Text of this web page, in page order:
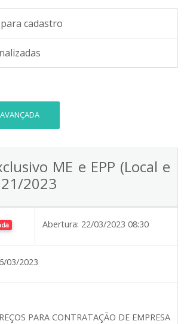
cadastro
ME e EPP (Local e
2023
Abertura: 22/03/2023 08:30
03/2023
PARA CONTRATAÇÃO DE EMPRESA